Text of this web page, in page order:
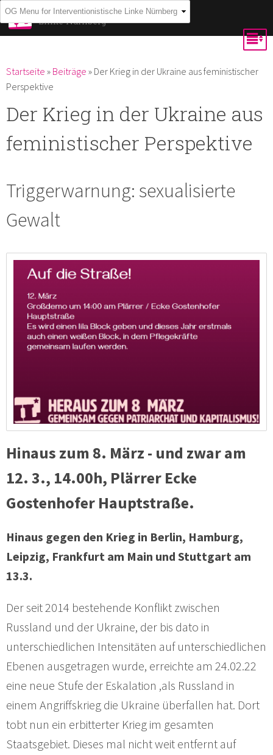
Direkt
zum
Inhalt
Interventionistische
Linke Nürnberg
Du bist hier
Startseite » Beiträge » Der Krieg in der Ukraine aus feministischer
Perspektive
Der Krieg in der Ukraine aus
feministischer Perspektive
Triggerwarnung: sexualisierte
Gewalt
Hinaus zum 8. März - und zwar am
12. 3., 14.00h, Plärrer Ecke
Gostenhofer Hauptstraße.
Hinaus gegen den Krieg in Berlin, Hamburg,
Leipzig, Frankfurt am Main und Stuttgart am
13.3.
Der seit 2014 bestehende Konflikt zwischen
Russland und der Ukraine, der bis dato in
unterschiedlichen Intensitäten auf unterschiedlichen
Ebenen ausgetragen wurde, erreichte am 24.02.22
eine neue Stufe der Eskalation ,als Russland in
einem Angriffskrieg die Ukraine überfallen hat. Dort
tobt nun ein erbitterter Krieg im gesamten
Staatsgebiet. Dieses mal nicht weit entfernt auf